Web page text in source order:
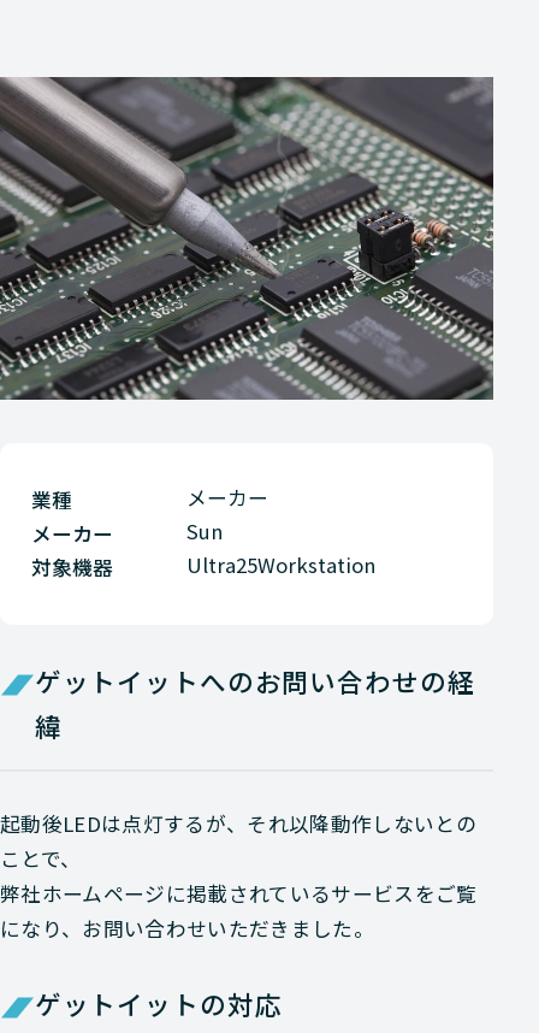
業種
メーカー
メーカー
Sun
対象機器
Ultra25Workstation
ゲットイットへのお問い合わせの経
緯
起動後LEDは点灯するが、それ以降動作しないとの
ことで、
弊社ホームページに掲載されているサービスをご覧
になり、お問い合わせいただきました。
ゲットイットの対応